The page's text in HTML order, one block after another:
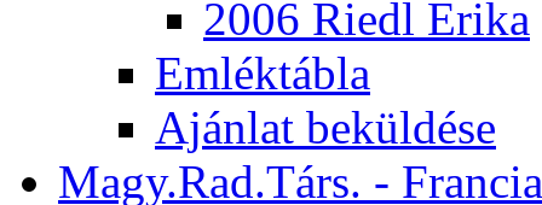
2006 Riedl Erika
Emléktábla
Ajánlat beküldése
Magy.Rad.Társ. -